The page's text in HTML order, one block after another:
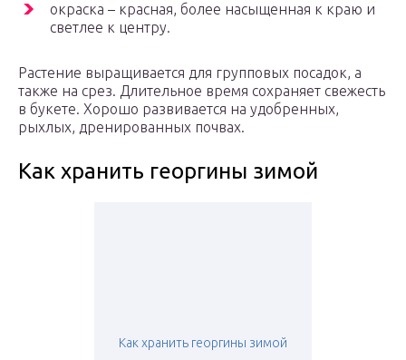
окраска – красная, более насыщенная к краю и
светлее к центру.
Растение выращивается для групповых посадок, а
также на срез. Длительное время сохраняет свежесть
в букете. Хорошо развивается на удобренных,
рыхлых, дренированных почвах.
Как хранить георгины зимой
Как хранить георгины зимой